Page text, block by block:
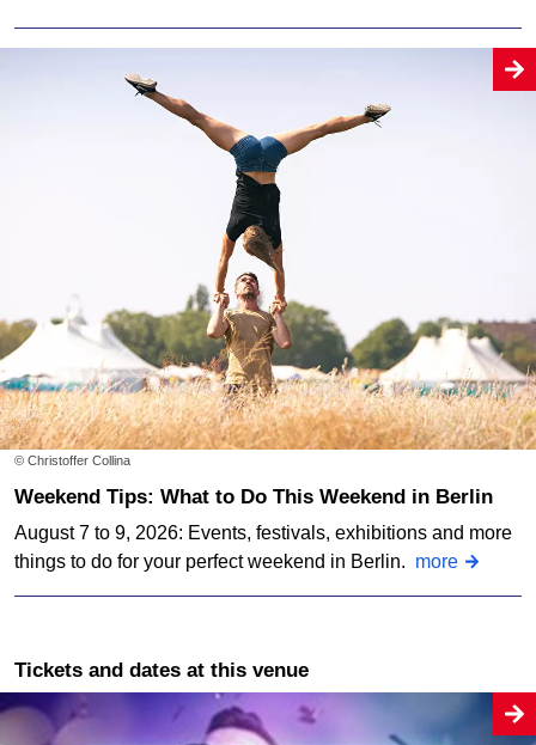
© Christoffer Collina
Weekend Tips: What to Do This Weekend in Berlin
August 7 to 9, 2026: Events, festivals, exhibitions and more
things to do for your perfect weekend in Berlin. more
Tickets and dates at this venue